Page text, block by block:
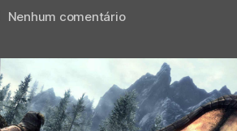
Nenhum comentárioem
sobrevivência
em
Skyrim